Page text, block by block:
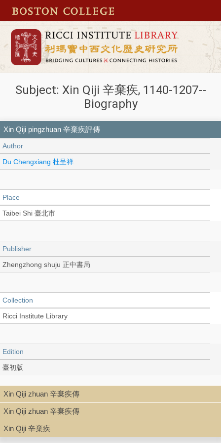
Subject: Xin Qiji 辛棄疾, 1140-1207--
Biography
Xin Qiji pingzhuan 辛棄疾評傳
Author
Du Chengxiang 杜呈祥
Place
Taibei Shi 臺北市
Publisher
Zhengzhong shuju 正中書局
Collection
Ricci Institute Library
Edition
臺初版
Language
Chinese 中文[繁體]
Xin Qiji zhuan 辛棄疾傳
Xin Qiji zhuan 辛棄疾傳
Xin Qiji 辛棄疾